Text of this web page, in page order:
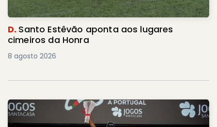
D. Santo Estêvão aponta aos lugares
cimeiros da Honra
8 agosto 2026